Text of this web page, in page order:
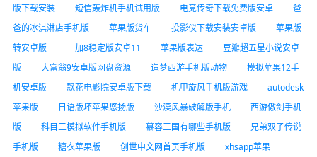
版下载安装
短信轰炸机手机试用版 电竞传奇下载免费版安卓
爸
爸的冰淇淋店手机版
苹果版货车 投影仪下载安装安卓版
苹果版
转安卓版
一加8稳定版安卓11 苹果版表达
豆瓣超五星小说安卓
版
大富翁9安卓版网盘资源 造梦西游手机版动物
模拟苹果12手
机安卓版
飘花电影院安卓版下载 机甲旋风手机版游戏
autodesk
苹果版
日语版坏苹果悠扬版 沙漠风暴破解版手机
西游傲剑手机
版
科目三模拟软件手机版 慕容三国有哪些手机版
兄弟双子传说
手机版
糖衣苹果版 创世中文网首页手机版
xhsapp苹果